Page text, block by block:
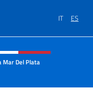
IT ES
web,
Mar Del Plata